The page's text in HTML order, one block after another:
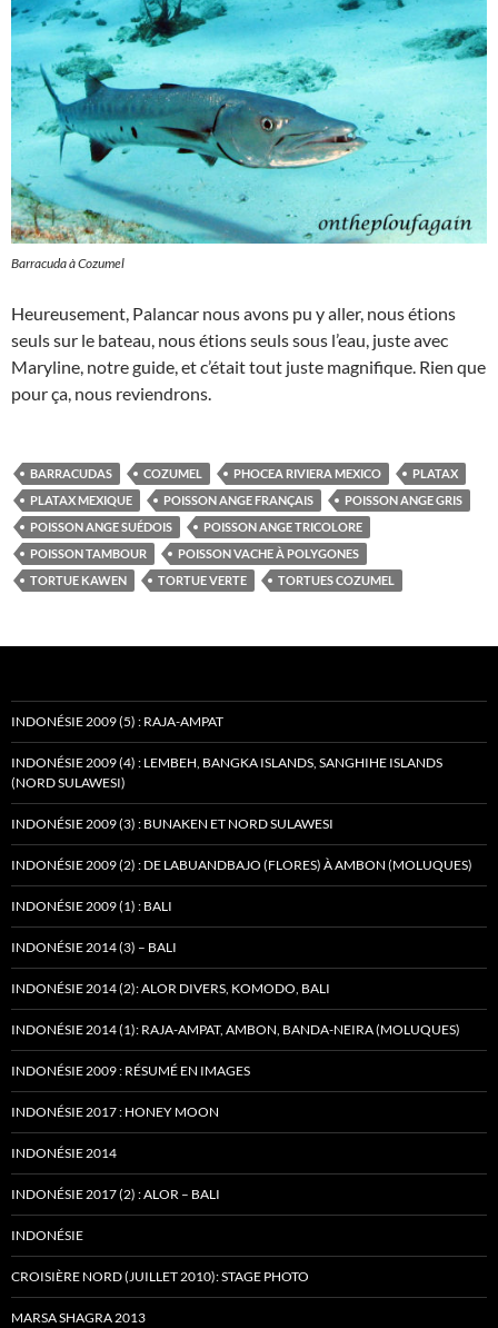
Barracuda à Cozumel
Heureusement, Palancar nous avons pu y aller, nous étions
seuls sur le bateau, nous étions seuls sous l’eau, juste avec
Maryline, notre guide, et c’était tout juste magnifique. Rien que
pour ça, nous reviendrons.
BARRACUDAS COZUMEL PHOCEA RIVIERA MEXICO
PLATAX
PLATAX MEXIQUE
POISSON ANGE FRANÇAIS
POISSON ANGE GRIS
POISSON ANGE SUÉDOIS
POISSON ANGE TRICOLORE
POISSON TAMBOUR
POISSON VACHE À POLYGONES
TORTUE KAWEN
TORTUE VERTE TORTUES COZUMEL
INDONÉSIE 2009 (5) : RAJA-AMPAT
INDONÉSIE 2009 (4) : LEMBEH, BANGKA ISLANDS, SANGHIHE ISLANDS
(NORD SULAWESI)
INDONÉSIE 2009 (3) : BUNAKEN ET NORD SULAWESI
INDONÉSIE 2009 (2) : DE LABUANDBAJO (FLORES) À AMBON (MOLUQUES)
INDONÉSIE 2009 (1) : BALI
INDONÉSIE 2014 (3) – BALI
INDONÉSIE 2014 (2): ALOR DIVERS, KOMODO, BALI
INDONÉSIE 2014 (1): RAJA-AMPAT, AMBON, BANDA-NEIRA (MOLUQUES)
INDONÉSIE 2009 : RÉSUMÉ EN IMAGES
INDONÉSIE 2017 : HONEY MOON
INDONÉSIE 2014
INDONÉSIE 2017 (2) : ALOR – BALI
INDONÉSIE
CROISIÈRE NORD (JUILLET 2010): STAGE PHOTO
MARSA SHAGRA 2013